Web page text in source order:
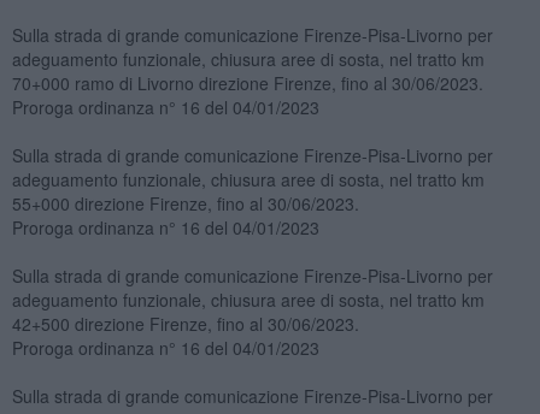
Sulla strada di grande comunicazione Firenze-Pisa-Livorno per
adeguamento funzionale, chiusura aree di sosta, nel tratto km
70+000 ramo di Livorno direzione Firenze, fino al 30/06/2023.
Proroga ordinanza n° 16 del 04/01/2023
Sulla strada di grande comunicazione Firenze-Pisa-Livorno per
adeguamento funzionale, chiusura aree di sosta, nel tratto km
55+000 direzione Firenze, fino al 30/06/2023.
Proroga ordinanza n° 16 del 04/01/2023
Sulla strada di grande comunicazione Firenze-Pisa-Livorno per
adeguamento funzionale, chiusura aree di sosta, nel tratto km
42+500 direzione Firenze, fino al 30/06/2023.
Proroga ordinanza n° 16 del 04/01/2023
Sulla strada di grande comunicazione Firenze-Pisa-Livorno per